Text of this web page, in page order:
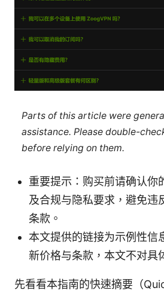
Parts of this article were
assistance. Please double-
before relying on them.
重要提示：购买前请确认你
及合规与隐私要求，避免违
条款。
本文提供的链接为示例性信
新价格与条款，本文不对具
先看看本指南的快速摘要（